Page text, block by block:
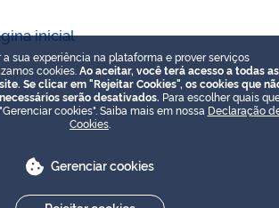
inicial
a sua experiência na plataforma e prover serviços
cookies. Ao aceitar, você terá acesso a todas as
Se clicar em "Rejeitar Cookies", os cookies que
serão desativados. Para escolher quais
cookies". Saiba mais em nossa Declaração
Cookies
Gerenciar cookies